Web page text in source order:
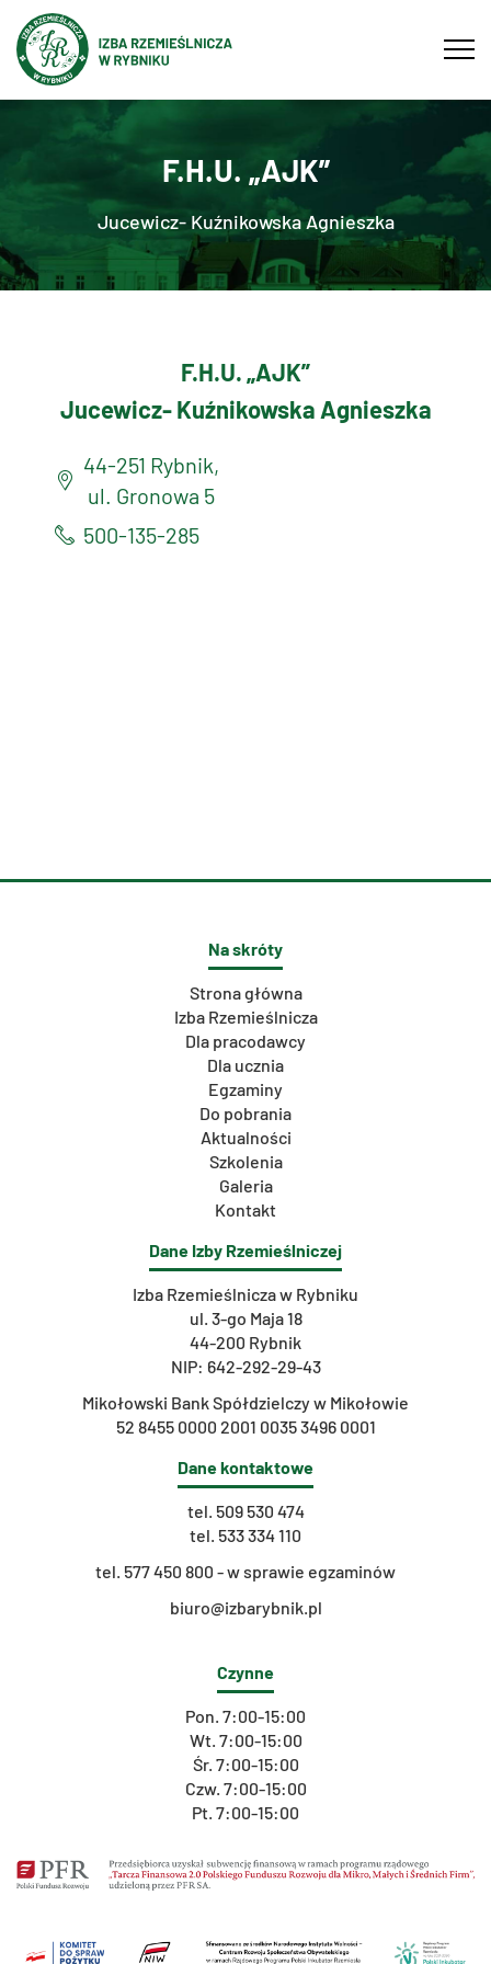
F.H.U. „AJK”
Jucewicz- Kuźnikowska Agnieszka
F.H.U. „AJK”
Jucewicz- Kuźnikowska Agnieszka
44-251 Rybnik,
ul. Gronowa 5
500-135-285
Na skróty
Strona główna
Izba Rzemieślnicza
Dla pracodawcy
Dla ucznia
Egzaminy
Do pobrania
Aktualności
Szkolenia
Galeria
Kontakt
Dane Izby Rzemieślniczej
Izba Rzemieślnicza w Rybniku
ul. 3-go Maja 18
44-200 Rybnik
NIP: 642-292-29-43
Mikołowski Bank Spółdzielczy w Mikołowie
52 8455 0000 2001 0035 3496 0001
Dane kontaktowe
tel. 509 530 474
tel. 533 334 110
tel. 577 450 800 - w sprawie egzaminów
biuro@izbarybnik.pl
Czynne
Pon. 7:00-15:00
Wt. 7:00-15:00
Śr. 7:00-15:00
Czw. 7:00-15:00
Pt. 7:00-15:00